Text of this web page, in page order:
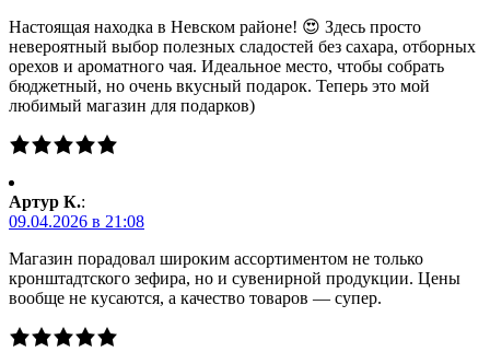
Настоящая находка в Невском районе! 😍 Здесь просто
невероятный выбор полезных сладостей без сахара, отборных
орехов и ароматного чая. Идеальное место, чтобы собрать
бюджетный, но очень вкусный подарок. Теперь это мой
любимый магазин для подарков)
Артур К.:
09.04.2026 в 21:08
Магазин порадовал широким ассортиментом не только
кронштадтского зефира, но и сувенирной продукции. Цены
вообще не кусаются, а качество товаров — супер.